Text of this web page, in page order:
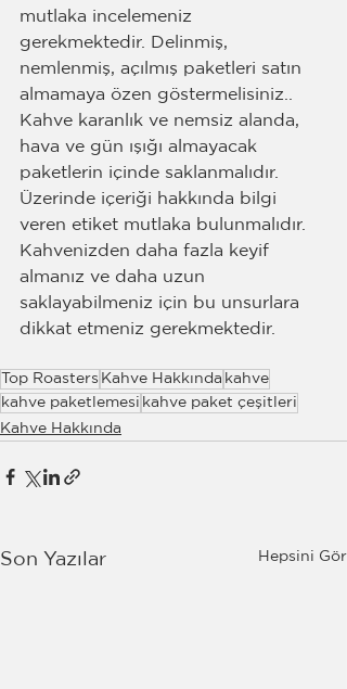
mutlaka incelemeniz
gerekmektedir. Delinmiş,
nemlenmiş, açılmış paketleri satın
almamaya özen göstermelisiniz..
Kahve karanlık ve nemsiz alanda,
hava ve gün ışığı almayacak
paketlerin içinde saklanmalıdır.
Üzerinde içeriği hakkında bilgi
veren etiket mutlaka bulunmalıdır.
Kahvenizden daha fazla keyif
almanız ve daha uzun
saklayabilmeniz için bu unsurlara
dikkat etmeniz gerekmektedir.
Top Roasters Kahve Hakkında kahve
kahve paketlemesi kahve paket çeşitleri
Kahve Hakkında
Son Yazılar Hepsini Gör